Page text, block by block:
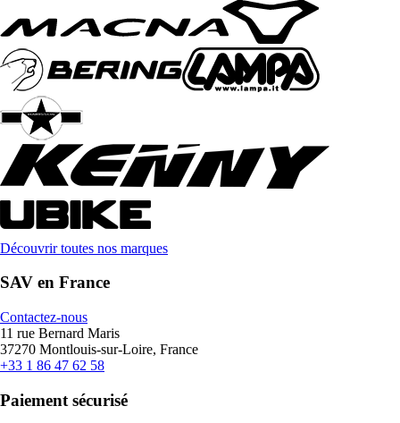
Découvrir toutes nos marques
SAV en France
Contactez-nous
11 rue Bernard Maris
37270 Montlouis-sur-Loire, France
+33 1 86 47 62 58
Paiement sécurisé